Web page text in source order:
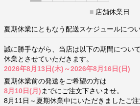
■ 店舗休業日
夏期休業にともなう配送スケジュールにつ
誠に勝手ながら、当店は以下の期間について
休業とさせていただきます。
2026年8月13日(木)～2026年8月16日(日)
夏期休業前の発送をご希望の方は
8月10日(月) までにご注文下さいませ。
8月11日～夏期休業中にいただきましたご注